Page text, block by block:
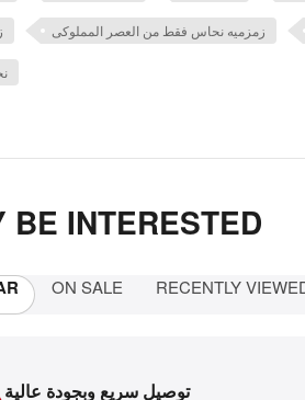
زمزميه نحاس فقط من العصر المملوكى
BE INTERESTED
ON SALE RECENTLY
توصيل سريع وبجودة عالية